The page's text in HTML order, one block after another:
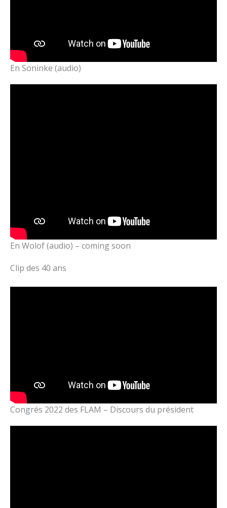
En Soninke (audio)
En Wolof (audio) – coming soon
Clip des 40 ans
Congrés 2022 des FLAM – Discours du président